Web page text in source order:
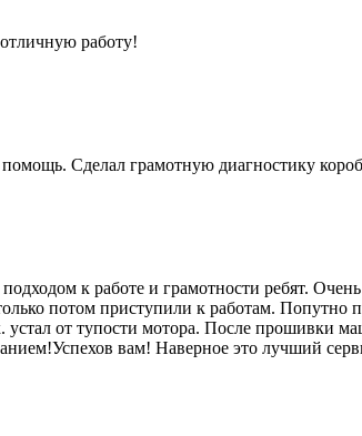
работу!
Сделал грамотную диагностику
к работе и грамотности ребят.
потом приступили к работам. Попутно
от тупости мотора. После прошивки
вам! Наверное это лучший